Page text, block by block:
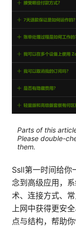
Parts of this
Please double-
them.
Ssll第一时间给你
念到高级应用，
术、连接方式、
上网中获得更安
点与结构，帮助